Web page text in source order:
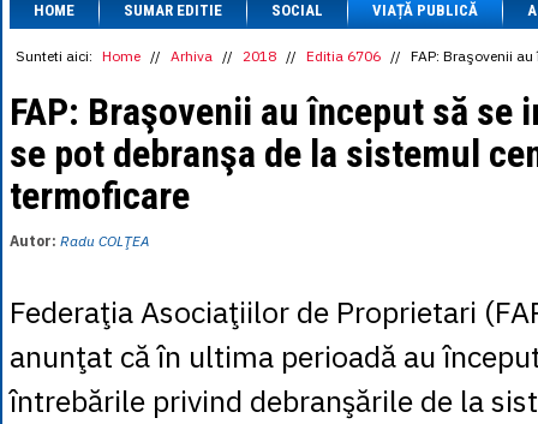
1 CAD= 3.1559
1 CHF= 5.2813
1 CNY= 0.6015
1 DKK
= 0.6668
1 EGP= 0.0860
= 1.2223
1 INR
= 0.0513
1 PLN= 1.1646
1 RUB = 0.0530
= 0.4526
1 TRY= 0.1141
HOME SUMAR EDITIE SOCIAL VIAȚĂ PUBLICĂ
Sunteti aici: Home // Arhiva // 2018 // Editia 6706 // FAP: Braşovenii
FAP: Braşovenii au început să se
se pot debranşa de la sistemul
termoficare
Autor: Radu COLŢEA
Federaţia Asociaţiilor de Proprietari
anunţat că în ultima perioadă au
întrebările privind debranşările de la